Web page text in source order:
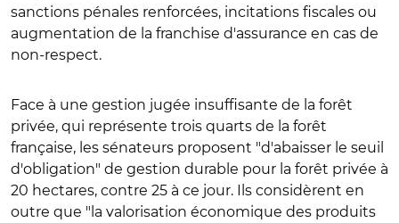
sanctions pénales renforcées, incitations fiscales ou
augmentation de la franchise d'assurance en cas de
non-respect.
Face à une gestion jugée insuffisante de la forêt
privée, qui représente trois quarts de la forêt
française, les sénateurs proposent "d'abaisser le seuil
d'obligation" de gestion durable pour la forêt privée à
20 hectares, contre 25 à ce jour. Ils considèrent en
outre que "la valorisation économique des produits